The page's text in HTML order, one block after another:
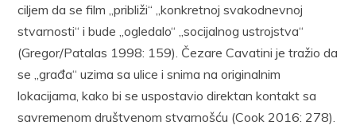
ciljem da se film „približi“ „konkretnoj svakodnevnoj
stvarnosti“ i bude „ogledalo“ „socijalnog ustrojstva“
(Gregor/Patalas 1998: 159). Čezare Cavatini je tražio da
se „građa“ uzima sa ulice i snima na originalnim
lokacijama, kako bi se uspostavio direktan kontakt sa
savremenom društvenom stvarnošću (Cook 2016: 278).